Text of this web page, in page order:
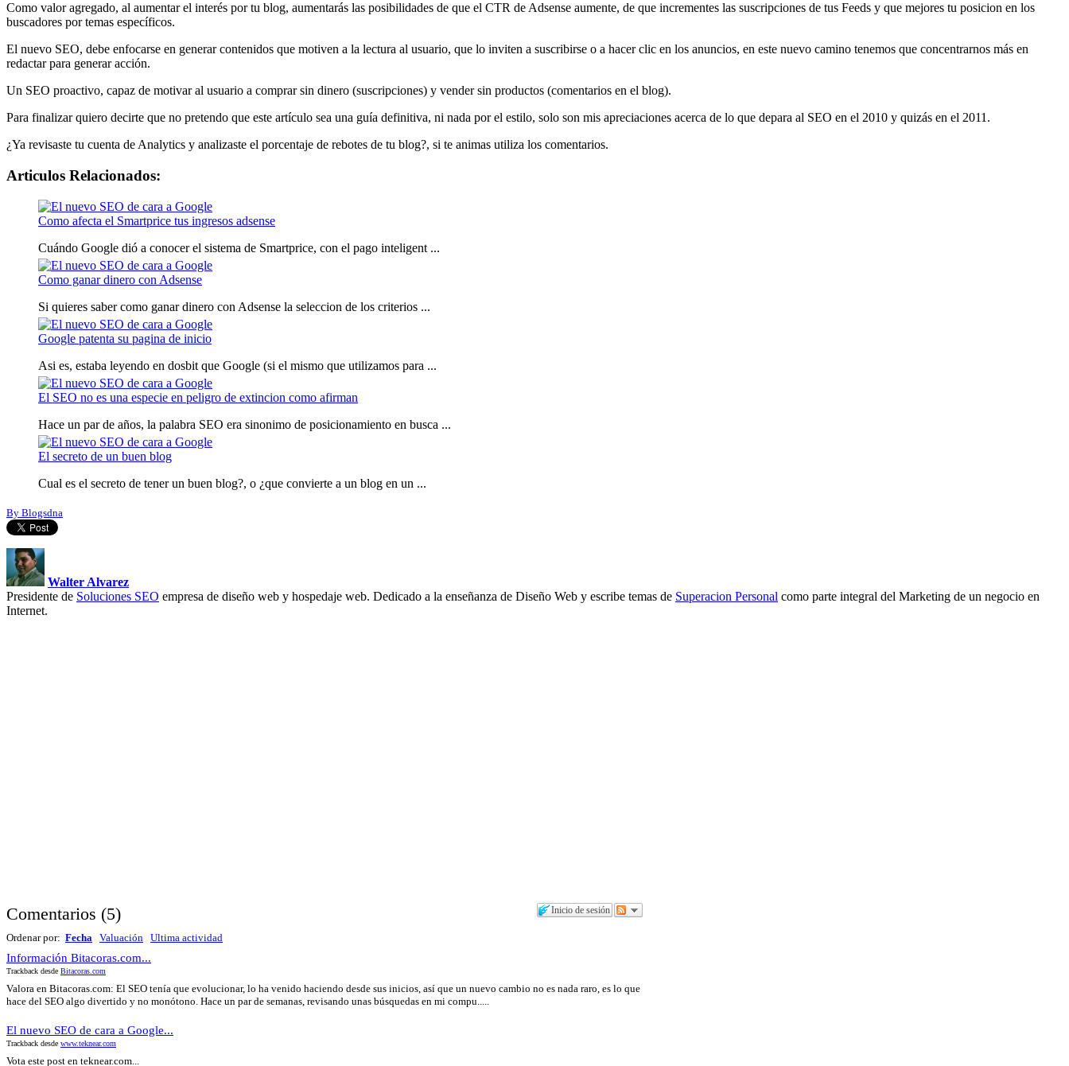
Como valor agregado, al aumentar el interés por tu blog, aumentarás las posibilidades de que el CTR de Adsense aumente, de que incrementes las suscripciones de tus Feeds y que mejores tu posicion en los
buscadores por temas específicos.
El nuevo SEO, debe enfocarse en generar contenidos que motiven a la lectura al usuario, que lo inviten a suscribirse o a hacer clic en los anuncios, en este nuevo camino tenemos que concentrarnos más en
redactar para generar acción.
Un SEO proactivo, capaz de motivar al usuario a comprar sin dinero (suscripciones) y vender sin productos (comentarios en el blog).
Para finalizar quiero decirte que no pretendo que este artículo sea una guía definitiva, ni nada por el estilo, solo son mis apreciaciones acerca de lo que depara al SEO en el 2010 y quizás en el 2011.
¿Ya revisaste tu cuenta de Analytics y analizaste el porcentaje de rebotes de tu blog?, si te animas utiliza los comentarios.
Articulos Relacionados:
Como afecta el Smartprice tus ingresos adsense
Cuándo Google dió a conocer el sistema de Smartprice, con el pago inteligent ...
Como ganar dinero con Adsense
Si quieres saber como ganar dinero con Adsense la seleccion de los criterios ...
Google patenta su pagina de inicio
Asi es, estaba leyendo en dosbit que Google (si el mismo que utilizamos para ...
El SEO no es una especie en peligro de extincion como afirman
Hace un par de años, la palabra SEO era sinonimo de posicionamiento en busca ...
El secreto de un buen blog
Cual es el secreto de tener un buen blog?, o ¿que convierte a un blog en un ...
By Blogsdna
Walter Alvarez
Presidente de Soluciones SEO empresa de diseño web y hospedaje web. Dedicado a la enseñanza de Diseño Web y escribe temas de Superacion Personal como parte integral del Marketing de un negocio en
Internet.
Inicio de sesión
Comentarios (5)
Ordenar por: Fecha Valuación Ultima actividad
Información Bitacoras.com...
Trackback desde Bitacoras.com
Valora en Bitacoras.com: El SEO tenía que evolucionar, lo ha venido haciendo desde sus inicios, así que un nuevo cambio no es nada raro, es lo que
hace del SEO algo divertido y no monótono. Hace un par de semanas, revisando unas búsquedas en mi compu.....
El nuevo SEO de cara a Google...
Trackback desde www.teknear.com
Vota este post en teknear.com...